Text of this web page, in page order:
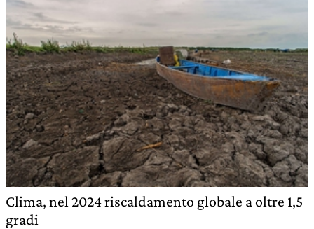
Clima, nel 2024 riscaldamento globale a oltre 1,5
gradi